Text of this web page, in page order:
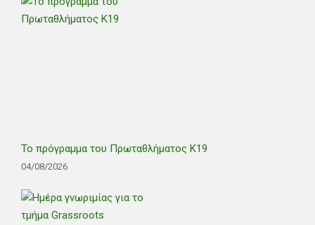
Το πρόγραμμα του Πρωταθλήματος Κ19
04/08/2026